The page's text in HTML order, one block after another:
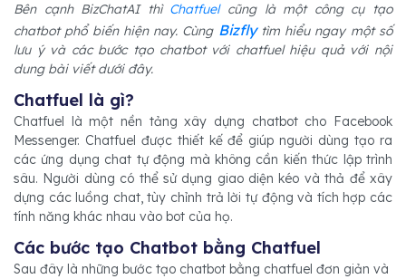
Bên cạnh BizChatAI thì Chatfuel cũng là một công cụ tạo
chatbot phổ biến hiện nay. Cùng Bizflytìm hiểu ngay một số
lưu ý và các bước tạo chatbot với chatfuel hiệu quả với nội
dung bài viết dưới đây.
Chatfuel là gì?
Chatfuel là một nền tảng xây dựng chatbot cho Facebook
Messenger. Chatfuel được thiết kế để giúp người dùng tạo ra
các ứng dụng chat tự động mà không cần kiến thức lập trình
sâu. Người dùng có thể sử dụng giao diện kéo và thả để xây
dựng các luồng chat, tùy chỉnh trả lời tự động và tích hợp các
tính năng khác nhau vào bot của họ.
Các bước tạo Chatbot bằng Chatfuel
Sau đây là những bước tạo chatbot bằng chatfuel đơn giản và